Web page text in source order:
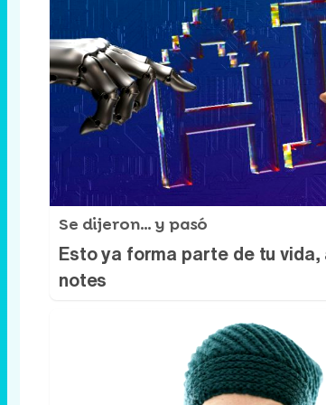
Se dijeron… y pasó
Esto ya forma parte de tu vida,
notes